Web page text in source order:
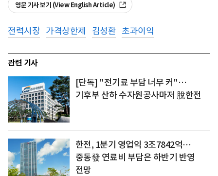
영문 기사 보기 (View English Article)
전력시장 가격상한제 김성환 초과이익
관련 기사
[단독] "전기료 부담 너무 커"…
기후부 산하 수자원공사마저 脫한전
한전, 1분기 영업익 3조7842억…
중동發 연료비 부담은 하반기 반영
전망